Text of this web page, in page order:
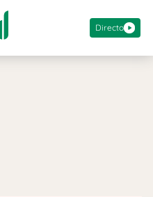
Directo